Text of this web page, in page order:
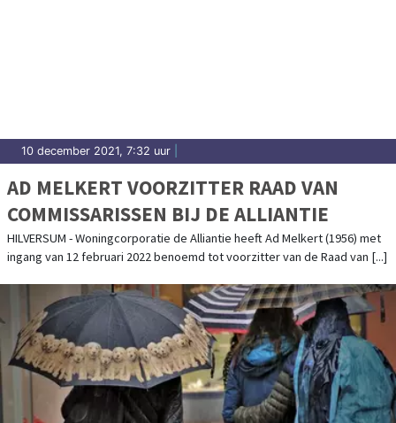
10 december 2021, 7:32 uur
AD MELKERT VOORZITTER RAAD VAN
COMMISSARISSEN BIJ DE ALLIANTIE
HILVERSUM - Woningcorporatie de Alliantie heeft Ad Melkert (1956) met
ingang van 12 februari 2022 benoemd tot voorzitter van de Raad van [...]